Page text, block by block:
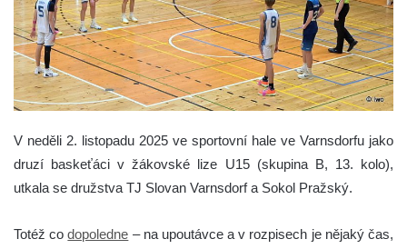
V neděli 2. listopadu 2025 ve sportovní hale ve Varnsdorfu jako
druzí baskeťáci v žákovské lize U15 (skupina B, 13. kolo),
utkala se družstva TJ Slovan Varnsdorf a Sokol Pražský.
Totéž codopoledne – na upoutávce a v rozpisech je nějaký čas,